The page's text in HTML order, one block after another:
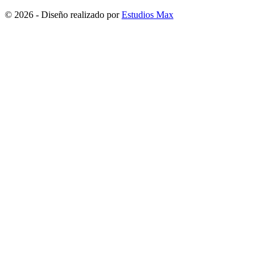
© 2026 - Diseño realizado porEstudios Max